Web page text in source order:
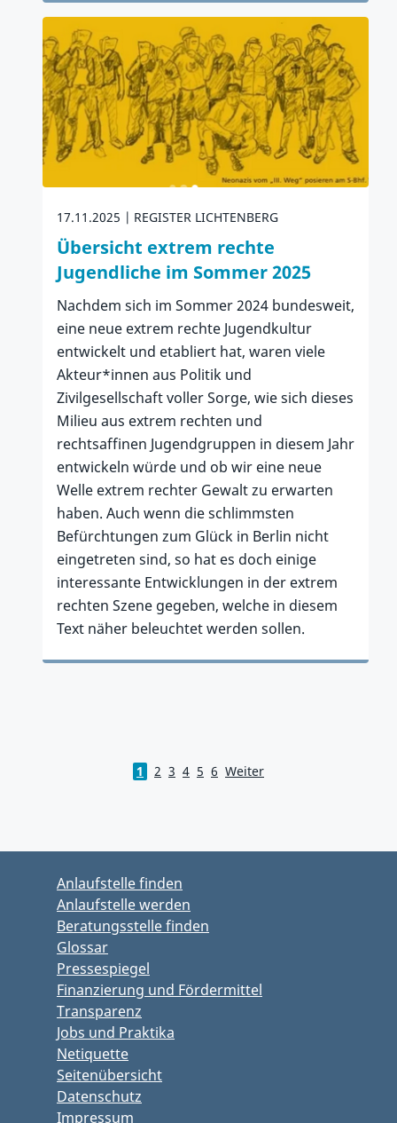
17.11.2025 REGISTER LICHTENBERG
Übersicht extrem rechte
Jugendliche im Sommer 2025
Nachdem sich im Sommer 2024 bundesweit,
eine neue extrem rechte Jugendkultur
entwickelt und etabliert hat, waren viele
Akteur*innen aus Politik und
Zivilgesellschaft voller Sorge, wie sich dieses
Milieu aus extrem rechten und
rechtsaffinen Jugendgruppen in diesem Jahr
entwickeln würde und ob wir eine neue
Welle extrem rechter Gewalt zu erwarten
haben. Auch wenn die schlimmsten
Befürchtungen zum Glück in Berlin nicht
eingetreten sind, so hat es doch einige
interessante Entwicklungen in der extrem
rechten Szene gegeben, welche in diesem
Text näher beleuchtet werden sollen.
Zum Artikel
1 2 3 4 5 6 Weiter
Anlaufstelle finden
Anlaufstelle werden
Beratungsstelle finden
Glossar
Pressespiegel
Finanzierung und Fördermittel
Transparenz
Jobs und Praktika
Netiquette
Seitenübersicht
Datenschutz
Impressum